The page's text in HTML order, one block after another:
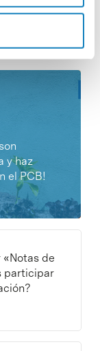
y haz
el PCB!
«Notas de
participar